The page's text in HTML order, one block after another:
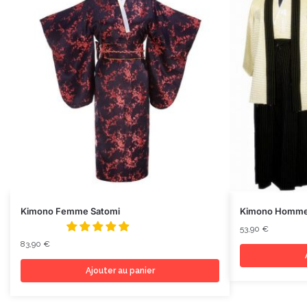
Kimono Femme Satomi
83,90 €
Ajouter au panier
Kimono
53,90 €